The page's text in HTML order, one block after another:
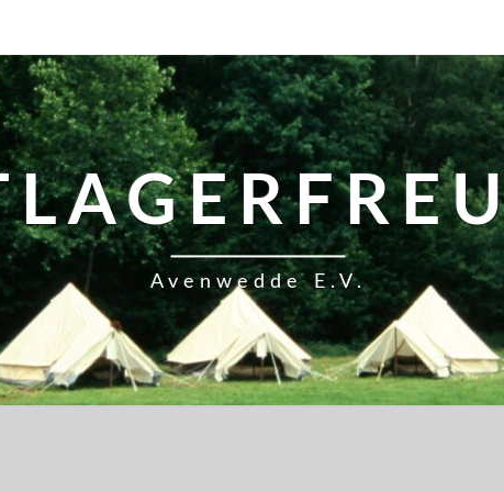
Avenwedde E.V.